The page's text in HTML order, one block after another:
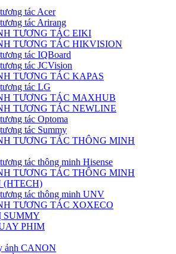
tác Acer
tác Arirang
TƯƠNG TÁC EIKI
TƯƠNG TÁC HIKVISION
tác IQBoard
tác JCVision
TƯƠNG TÁC KAPAS
tác LG
TƯƠNG TÁC MAXHUB
TƯƠNG TÁC NEWLINE
tác Optoma
tác Summy
TƯƠNG TÁC THÔNG MINH
tác thông minh Hisense
TƯƠNG TÁC THÔNG MINH
(HTECH)
tác thông minh UNV
TƯƠNG TÁC XOXECO
SUMMY
PHIM
ảnh CANON